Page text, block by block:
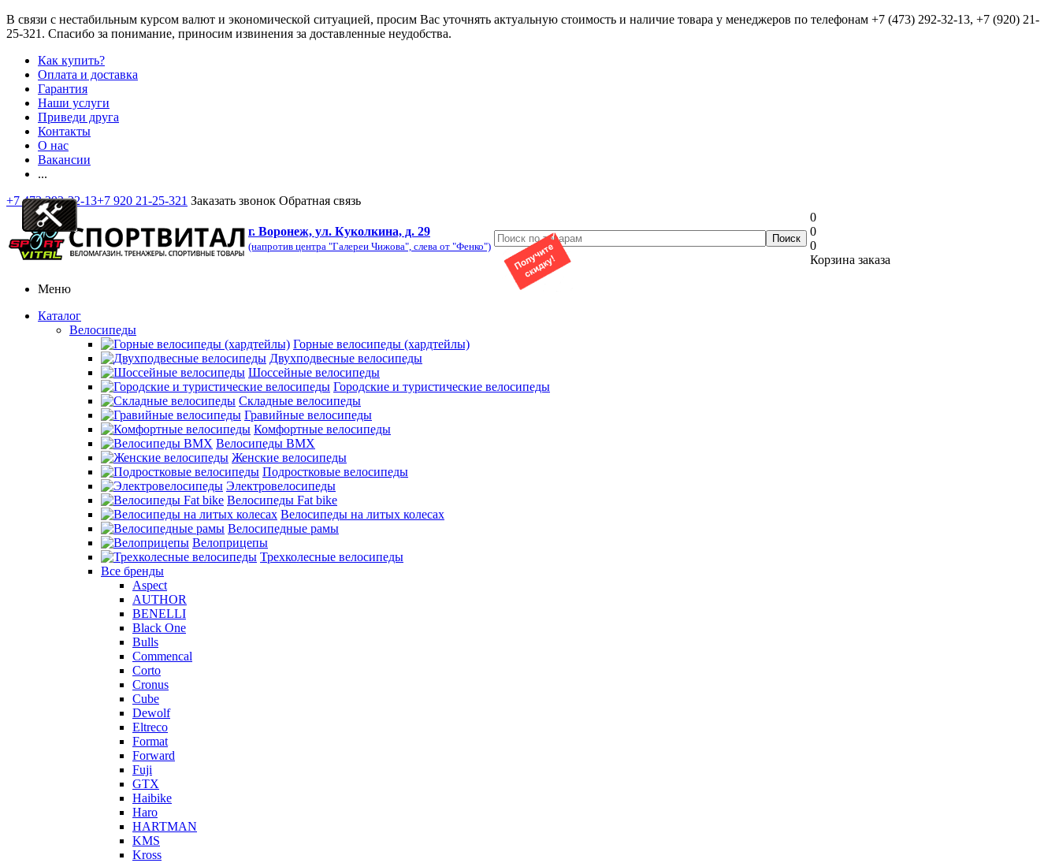
В связи с нестабильным курсом валют и экономической ситуацией, просим Вас уточнять актуальную стоимость и наличие товара у менеджеров по телефонам +7 (473) 292-32-13, +7 (920) 21-
25-321 . Спасибо за понимание, приносим извинения за доставленные неудобства.
Как купить?
Оплата и доставка
Гарантия
Наши услуги
Приведи друга
Контакты
О нас
Вакансии
...
+7 473 292-32-13+7 920 21-25-321 Заказать звонок Обратная связь
г. Воронеж, ул. Куколкина, д. 29
(напротив центра "Галереи Чижова", слева от "Фенко")
0
0
0
Корзина заказа
Меню
Каталог
Велосипеды
Горные велосипеды (хардтейлы)
Двухподвесные велосипеды
Шоссейные велосипеды
Городские и туристические велосипеды
Складные велосипеды
Гравийные велосипеды
Комфортные велосипеды
Велосипеды BMX
Женские велосипеды
Подростковые велосипеды
Электровелосипеды
Велосипеды Fat bike
Велосипеды на литых колесах
Велосипедные рамы
Велоприцепы
Трехколесные велосипеды
Все бренды
Aspect
AUTHOR
BENELLI
Black One
Bulls
Commencal
Corto
Cronus
Cube
Dewolf
Eltreco
Format
Forward
Fuji
GTX
Haibike
Haro
HARTMAN
KMS
Kross